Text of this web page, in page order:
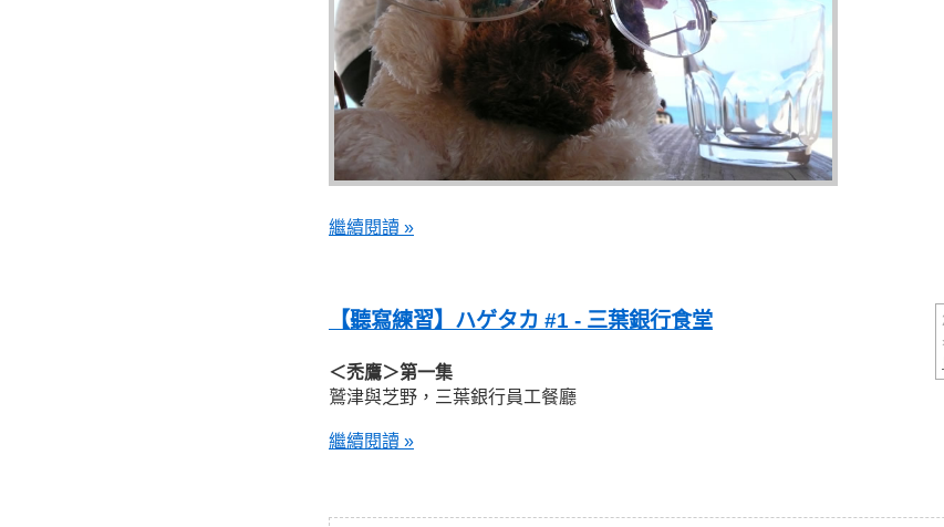
繼續閱讀 »
【聽寫練習】ハゲタカ #1 - 三葉銀行食堂
＜禿鷹＞第一集
鷲津與芝野，三葉銀行員工餐廳
繼續閱讀 »